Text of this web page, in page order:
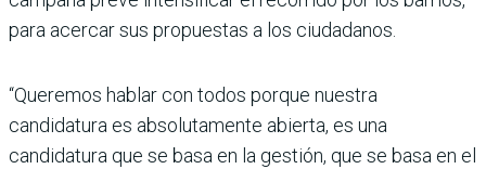
para acercar sus propuestas a los ciudadanos.
“Queremos hablar con todos porque nuestra
candidatura es absolutamente abierta, es una
candidatura que se basa en la gestión, que se basa en el